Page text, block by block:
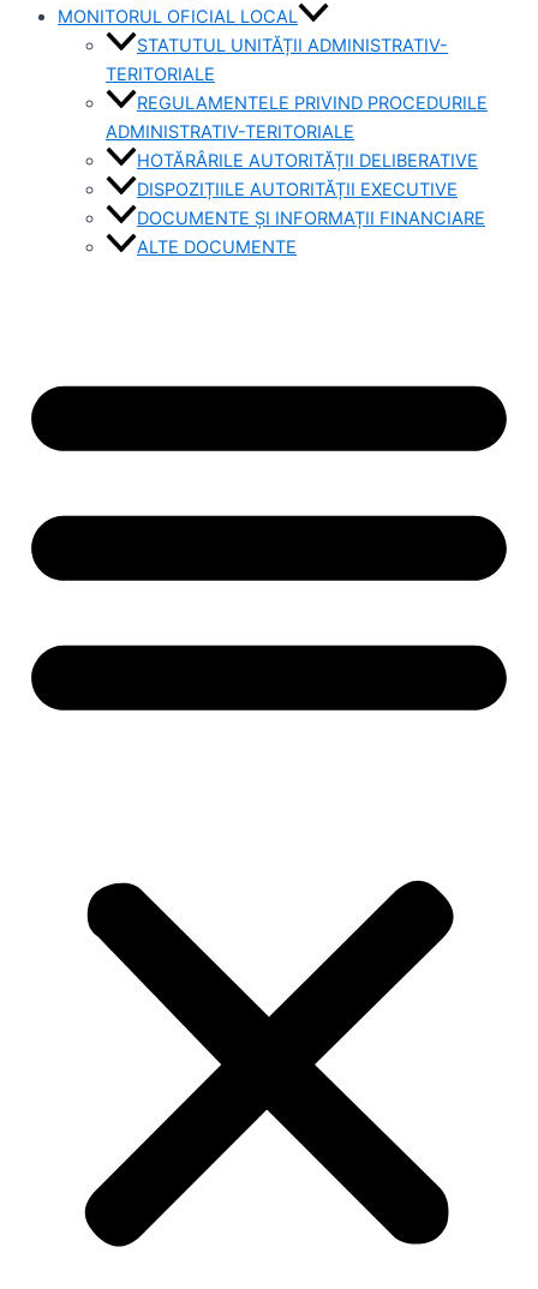
MONITORUL OFICIAL LOCAL
STATUTUL UNITĂȚII ADMINISTRATIV-
TERITORIALE
REGULAMENTELE PRIVIND PROCEDURILE
ADMINISTRATIV-TERITORIALE
HOTĂRÂRILE AUTORITĂȚII DELIBERATIVE
DISPOZIȚIILE AUTORITĂȚII EXECUTIVE
DOCUMENTE ȘI INFORMAȚII FINANCIARE
ALTE DOCUMENTE